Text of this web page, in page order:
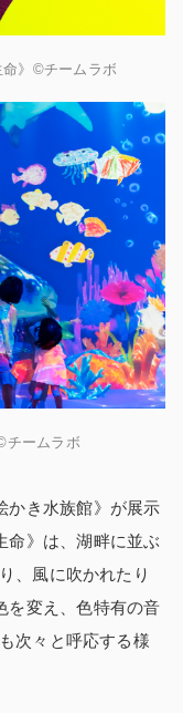
》©チームラボ
チームラボ
かき水族館​​》が展示
命》は、湖畔に並ぶ
、風に吹かれたり
を変え、色特有の音
次々と呼応する様